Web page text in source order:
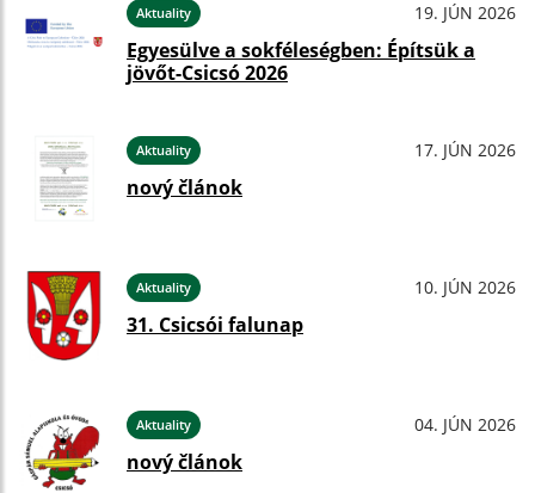
Aktuality 19. JÚN 2026
Egyesülve a sokféleségben: Építsük a
jövőt-Csicsó 2026
Aktuality 17. JÚN 2026
nový článok
Aktuality 10. JÚN 2026
31. Csicsói falunap
Aktuality 04. JÚN 2026
nový článok